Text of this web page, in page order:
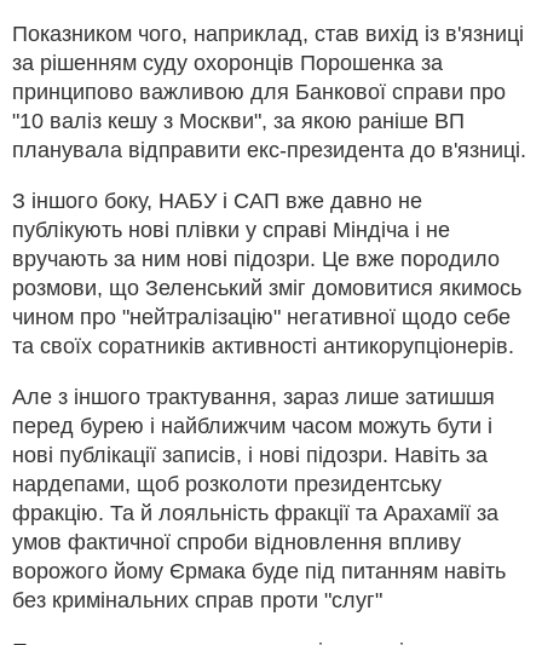
Показником чого, наприклад, став вихід із в'язниці
за рішенням суду охоронців Порошенка за
принципово важливою для Банкової справи про
"10 валіз кешу з Москви", за якою раніше ВП
планувала відправити екс-президента до в'язниці.
З іншого боку, НАБУ і САП вже давно не
публікують нові плівки у справі Міндіча і не
вручають за ним нові підозри. Це вже породило
розмови, що Зеленський зміг домовитися якимось
чином про "нейтралізацію" негативної щодо себе
та своїх соратників активності антикорупціонерів.
Але з іншого трактування, зараз лише затишшя
перед бурею і найближчим часом можуть бути і
нові публікації записів, і нові підозри. Навіть за
нардепами, щоб розколоти президентську
фракцію. Та й лояльність фракції та Арахамії за
умов фактичної спроби відновлення впливу
ворожого йому Єрмака буде під питанням навіть
без кримінальних справ проти "слуг"